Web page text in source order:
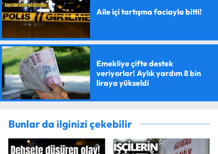
Aile içi tartışma faciayla bitti!
Emekliye çifte destek
veriyorlar! Aylık yardım 8 bin
liraya yükseldi
Bunlar da ilginizi çekebilir